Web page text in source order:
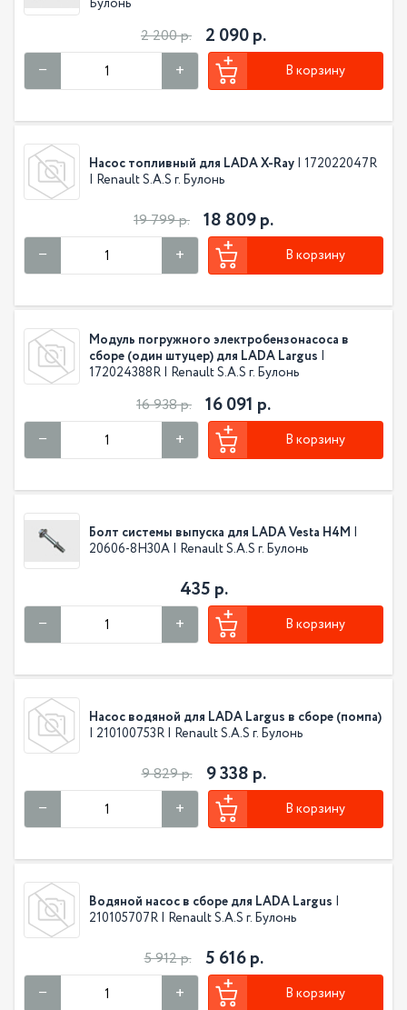
Булонь
2 200 р. 2 090 р.
В корзину
Насос топливный для LADA X-Ray | 172022047R
| Renault S.A.S г. Булонь
19 799 р. 18 809 р.
В корзину
Модуль погружного электробензонасоса в
сборе (один штуцер) для LADA Largus |
172024388R | Renault S.A.S г. Булонь
16 938 р. 16 091 р.
В корзину
Болт системы выпуска для LADA Vesta H4M |
20606-8H30A | Renault S.A.S г. Булонь
435 р.
В корзину
Насос водяной для LADA Largus в сборе (помпа)
| 210100753R | Renault S.A.S г. Булонь
9 829 р. 9 338 р.
В корзину
Водяной насос в сборе для LADA Largus |
210105707R | Renault S.A.S г. Булонь
5 912 р. 5 616 р.
В корзину